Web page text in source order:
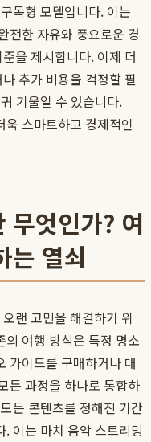
독형 모델입니다. 이는
전한 자유와 풍요로운 경
을 제시합니다. 이제 더
추가 비용을 걱정할 필
기울일 수 있습니다.
스마트하고 경제적인
무엇인가? 여
는 열쇠
랜 고민을 해결하기 위
여행 방식은 특정 명소
가이드를 구매하거나 대
든 과정을 하나로 통합하
든 콘텐츠를 정해진 기간
이는 마치 음악 스트리밍